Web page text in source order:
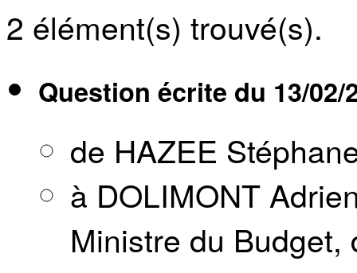
2 élément(s) trouvé(s).
Question écrite du 13/02/
de HAZEE
à DOLIMONT
Ministre du